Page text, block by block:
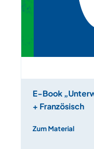
E-Book
+ Französisch
Zum Material